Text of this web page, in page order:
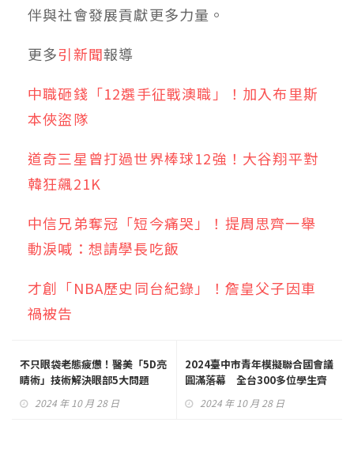
伴與社會發展貢獻更多力量。
更多引新聞報導
中職砸錢「12選手征戰澳職」！加入布里斯
本俠盜隊
道奇三星曾打過世界棒球12強！大谷翔平對
韓狂飆21K
中信兄弟奪冠「短今痛哭」！提周思齊一舉
動淚喊：想請學長吃飯
才創「NBA歷史同台紀錄」！詹皇父子因車
禍被告
不只眼袋老態疲憊！醫美「5D亮
睛術」技術解決眼部5大問題
2024 年 10 月 28 日
2024臺中市青年模擬聯合國會議
圓滿落幕 全台300多位學生齊
聚培育宏觀國際視野
2024 年 10 月 28 日